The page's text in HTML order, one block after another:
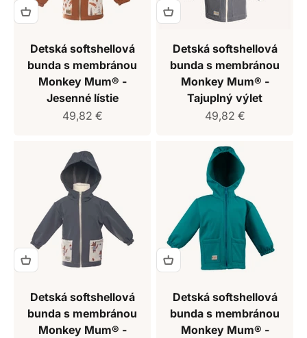
Detská softshellová
bunda s membránou
Monkey Mum® -
Jesenné lístie
Predajná cena
49,82 €
Detská softshellová
bunda s membránou
Monkey Mum® -
Tajuplný výlet
Predajná cena
49,82 €
Detská softshellová
bunda s membránou
Monkey Mum® -
Detská softshellová
bunda s membránou
Monkey Mum® -